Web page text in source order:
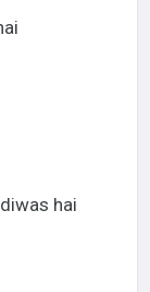
hai